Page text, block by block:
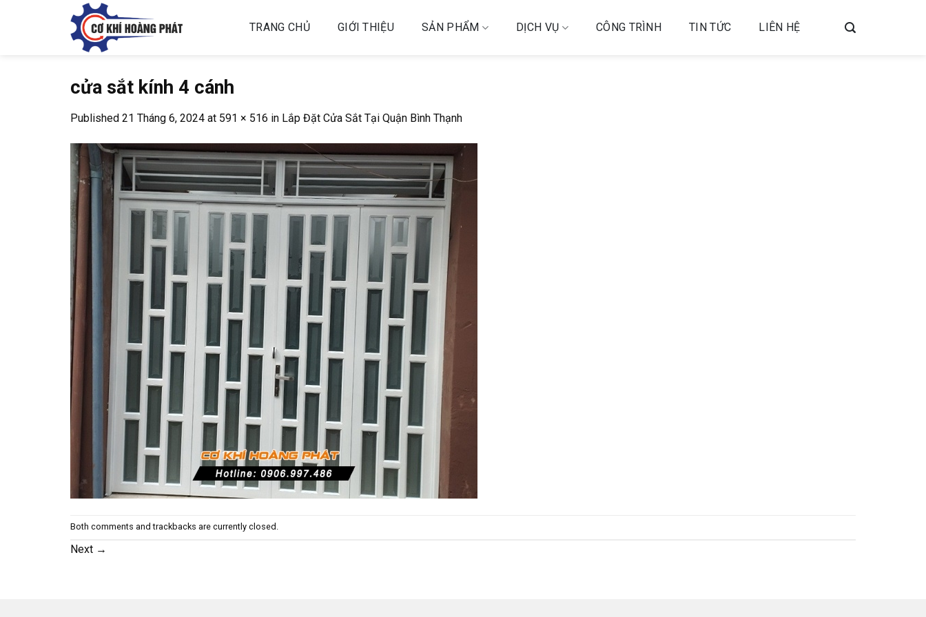
TRANG CHỦ GIỚI THIỆU SẢN PHẨM DỊCH VỤ CÔNG TRÌNH TIN TỨC LIÊN HỆ
cửa sắt kính 4 cánh
Published 21 Tháng 6, 2024 at 591 × 516 in Lắp Đặt Cửa Sắt Tại Quận Bình Thạnh
Both comments and trackbacks are currently closed.
Next →